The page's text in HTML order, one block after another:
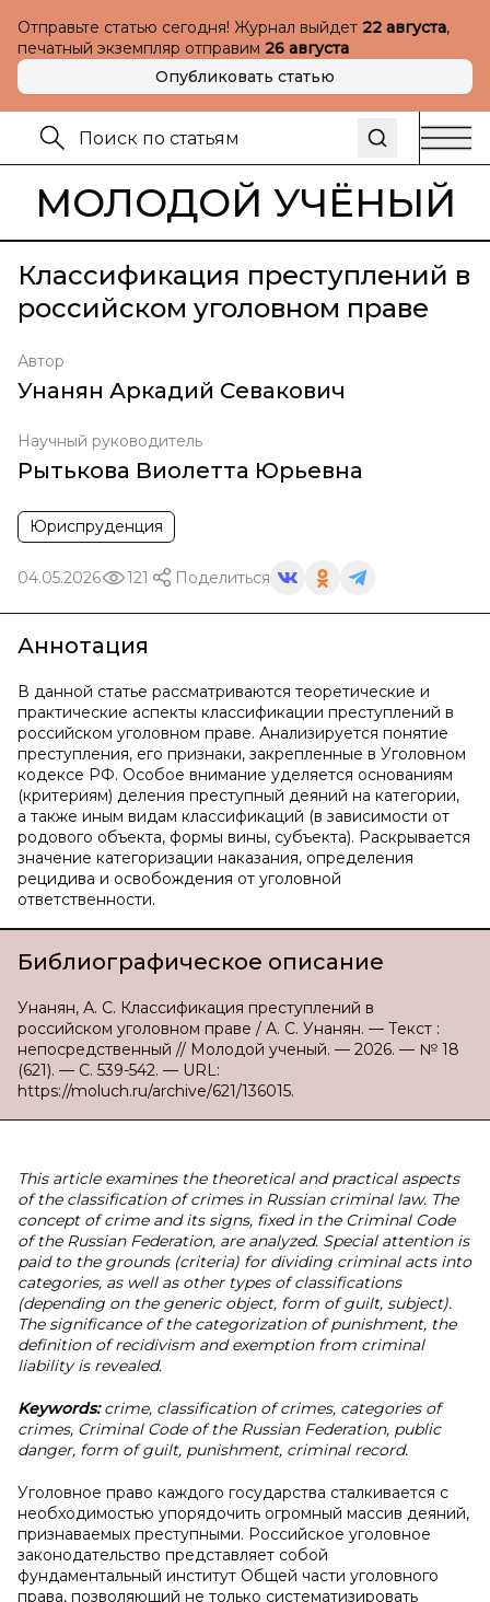
Отправьте статью сегодня! Журнал выйдет 22 августа,
печатный экземпляр отправим 26 августа
Опубликовать статью
МОЛОДОЙ УЧЁНЫЙ
Классификация преступлений в
российском уголовном праве
Автор
Унанян Аркадий Севакович
Научный руководитель
Рытькова Виолетта Юрьевна
Юриспруденция
04.05.2026 121 Поделиться
Аннотация
В данной статье рассматриваются теоретические и
практические аспекты классификации преступлений в
российском уголовном праве. Анализируется понятие
преступления, его признаки, закрепленные в Уголовном
кодексе РФ. Особое внимание уделяется основаниям
(критериям) деления преступный деяний на категории,
а также иным видам классификаций (в зависимости от
родового объекта, формы вины, субъекта). Раскрывается
значение категоризации наказания, определения
рецидива и освобождения от уголовной
ответственности.
Библиографическое описание
Унанян, А. С. Классификация преступлений в
российском уголовном праве / А. С. Унанян. — Текст :
непосредственный // Молодой ученый. — 2026. — № 18
(621). — С. 539-542. — URL:
https://moluch.ru/archive/621/136015.
This article examines the theoretical and practical aspects
of the classification of crimes in Russian criminal law. The
concept of crime and its signs, fixed in the Criminal Code
of the Russian Federation, are analyzed. Special attention is
paid to the grounds (criteria) for dividing criminal acts into
categories, as well as other types of classifications
(depending on the generic object, form of guilt, subject).
The significance of the categorization of punishment, the
definition of recidivism and exemption from criminal
liability is revealed.
Keywords:crime, classification of crimes, categories of
crimes, Criminal Code of the Russian Federation, public
danger, form of guilt, punishment, criminal record.
Уголовное право каждого государства сталкивается с
необходимостью упорядочить огромный массив деяний,
признаваемых преступными. Российское уголовное
законодательство представляет собой
фундаментальный институт Общей части уголовного
права, позволяющий не только систематизировать